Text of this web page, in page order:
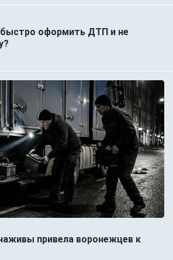
оформить ДТП и не
привела воронежцев к